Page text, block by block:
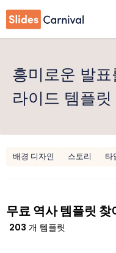
흥미로운 발
라이드 템플릿
배경 디자인 스토리 타
무료 역사 템플릿
203 개 템플릿